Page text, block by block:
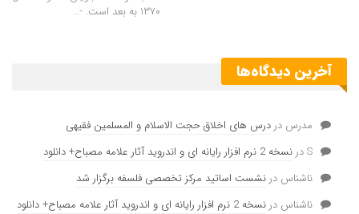
۱۳۷۰ به بعد است. -…
آخرین دیدگاه‌ها
مدرس در درس های اخلاق حجت الاسلام و المسلمین فقیهی
Sدر نسخه 2 نرم افزار رایانه ای و اندروید آثار علامه مصباح+ دانلود
ناشناس در نشست اساتید مرکز تخصصی فلسفه برگزار شد
ناشناس در نسخه 2 نرم افزار رایانه ای و اندروید آثار علامه مصباح+ دانلود